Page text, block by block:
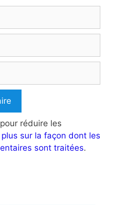
réduire les
plus sur la façon dont les
sont traitées.